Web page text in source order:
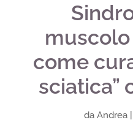
come
sciatica”
da Andrea|